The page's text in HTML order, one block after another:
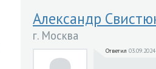
Александр
г. Москва
Ответил